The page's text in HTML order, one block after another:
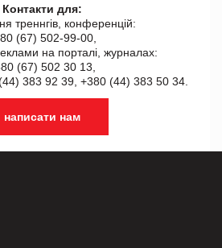
Контакти для:
треннгів, конференцій:
(67) 502-99-00,
на порталі, журналах:
(67) 502 30 13,
383 92 39, +380 (44) 383 50 34.
написати нам